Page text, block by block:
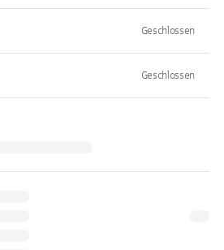
Geschlossen
Geschlossen